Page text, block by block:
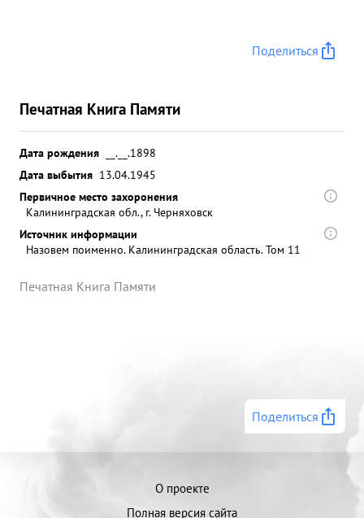
Поделиться
Печатная Книга Памяти
Дата рождения
__.__.1898
Дата выбытия 13.04.1945
Первичное место захоронения
Калининградская обл., г. Черняховск
Источник информации
Назовем поименно. Калининградская область. Том 11
Печатная Книга Памяти
Поделиться
О проекте
Полная версия сайта